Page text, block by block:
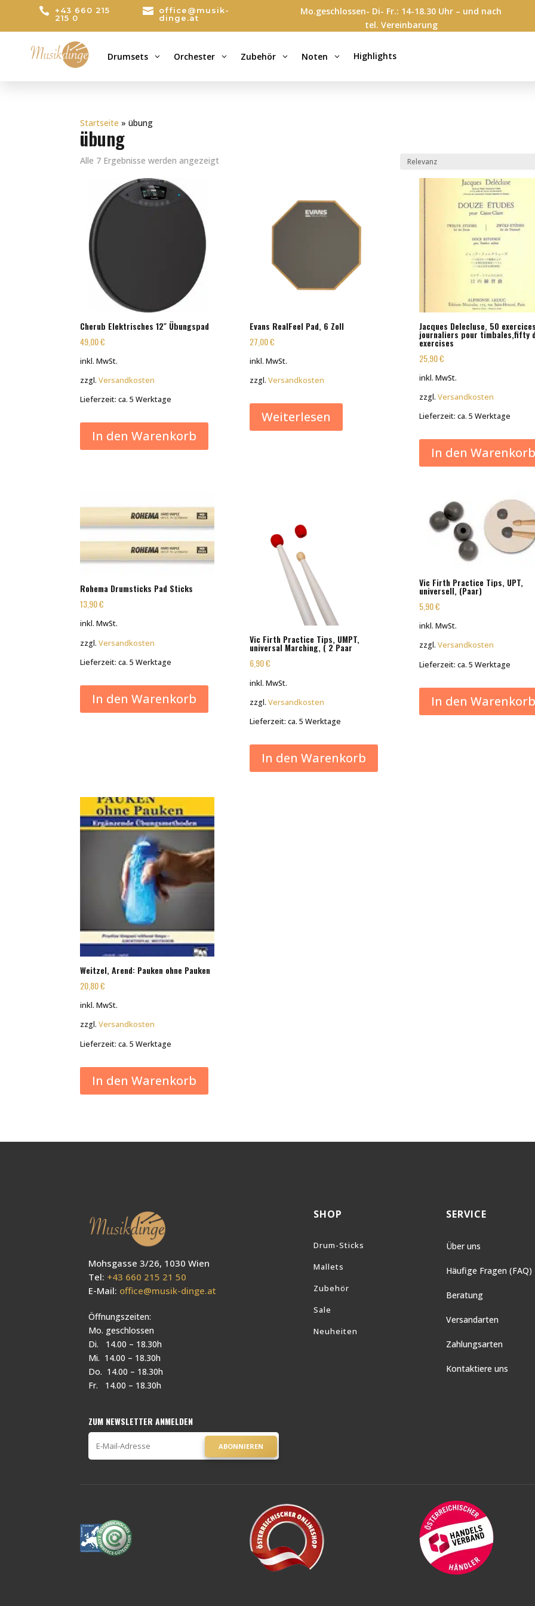
 +43 660 215
215 0

office@musik-
dinge.at
Mo.geschlossen- Di- Fr.: 14-18.30 Uhr – und nach
tel. Vereinbarung
Drumsets 3 Orchester 3 Zubehör 3 Noten 3 Highlights
Startseite »übung
übung
Alle 7 Ergebnisse werden angezeigt
Cherub Elektrisches 12″ Übungspad
49,00€
inkl. MwSt.
zzgl.Versandkosten
Lieferzeit:ca. 5 Werktage
In den Warenkorb
Evans RealFeel Pad, 6 Zoll
27,00€
inkl. MwSt.
zzgl. Versandkosten
Weiterlesen
Jacques Delecluse, 50
journaliers pour timbales,fifty
exercises
25,90€
inkl. MwSt.
zzgl. Versandkosten
Lieferzeit: ca. 5 Werktage
In den Warenkorb
Rohema Drumsticks Pad Sticks
13,90€
inkl. MwSt.
zzgl.Versandkosten
Lieferzeit:ca. 5 Werktage
In den Warenkorb
Vic Firth Practice Tips, UMPT,
universal Marching, ( 2 Paar
6,90€
inkl. MwSt.
zzgl. Versandkosten
Lieferzeit: ca. 5 Werktage
In den Warenkorb
Vic Firth Practice Tips, UPT,
universell, (Paar)
5,90€
inkl. MwSt.
zzgl. Versandkosten
Lieferzeit: ca. 5 Werktage
In den Warenkorb
Weitzel, Arend: Pauken ohne Pauken
20,80€
inkl. MwSt.
zzgl.Versandkosten
Lieferzeit:ca. 5 Werktage
In den Warenkorb
Mohsgasse 3/26, 1030 Wien
Tel: +43 660 215 21 50
E-Mail: office@musik-dinge.at
Öffnungszeiten:
Mo. geschlossen
Di. 14.00 – 18.30h
Mi. 14.00 – 18.30h
Do. 14.00 – 18.30h
Fr. 14.00 – 18.30h
ZUM NEWSLETTER ANMELDEN
ABONNIEREN
SHOP
Drum-Sticks
Mallets
Zubehör
Sale
Neuheiten
SERVICE
Über uns
Häufige Fragen (FAQ)
Beratung
Versandarten
Zahlungsarten
Kontaktiere uns